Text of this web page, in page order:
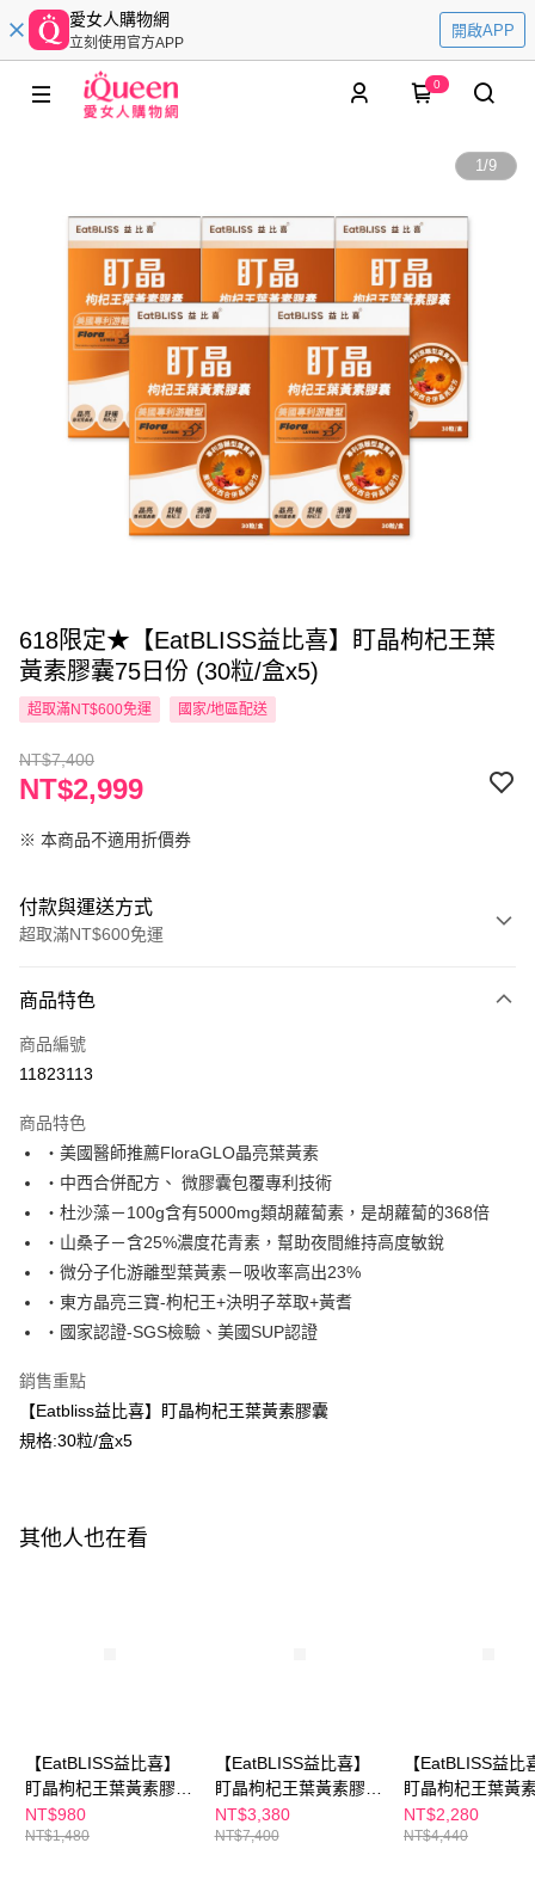
愛女人購物網
立刻使用官方APP
開啟APP
0
1/9
618限定★【EatBLISS益比喜】盯晶枸杞王葉
黃素膠囊75日份 (30粒/盒x5)
超取滿NT$600免運 國家/地區配送
NT$7,400
NT$2,999
※ 本商品不適用折價券
付款與運送方式
超取滿NT$600免運
信用卡一次付款
超商取貨付款
Apple Pay
街口支付
悠遊付
Google Pay
全盈+PAY
【關於「AFTEE先享後付」】
AFTEE先享後付是「在收到商品之後才付款」的支付方式。 讓您購物簡單
３．安心：先確認商品／服務後，再付款。
※ 交易是否成功請以「AFTEE先享後付 」之結帳頁面顯示為準，若有關於
是否繳費成功／繳費後需取消欲退款等相關疑問，請聯繫「AFTEE先享後付
客戶支援中心」
https://netprotections.freshdesk.com/support/home
ATM付款
全家付款取貨
付款後萊爾富取貨
每筆NT$100，滿NT$600(含以上)免運費
7-11付款取貨
商品特色
商品編號
11823113
商品特色
‧美國醫師推薦FloraGLO晶亮葉黃素
‧中西合併配方、 微膠囊包覆專利技術
‧杜沙藻－100g含有5000mg類胡蘿蔔素，是胡蘿蔔的368倍
‧山桑子－含25%濃度花青素，幫助夜間維持高度敏銳
‧微分子化游離型葉黃素－吸收率高出23%
‧東方晶亮三寶-枸杞王+決明子萃取+黃耆
‧國家認證-SGS檢驗、美國SUP認證
銷售重點
【Eatbliss益比喜】盯晶枸杞王葉黃素膠囊
規格:30粒/盒x5
其他人也在看
【EatBLISS益比喜】
盯晶枸杞王葉黃素膠囊
15日份 (30粒/盒)
NT$980
NT$1,480
【EatBLISS益比喜】
盯晶枸杞王葉黃素膠囊
75日份 (30粒/盒x5)
NT$3,380
NT$7,400
【EatBLISS益比
盯晶枸杞王葉黃
45日份 (30粒/盒
NT$2,280
NT$4,440